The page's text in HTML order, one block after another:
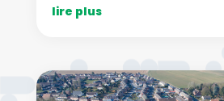
lire plus